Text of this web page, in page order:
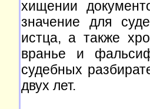
хищении
значение для
истца, а также
вранье и
судебных
двух лет.